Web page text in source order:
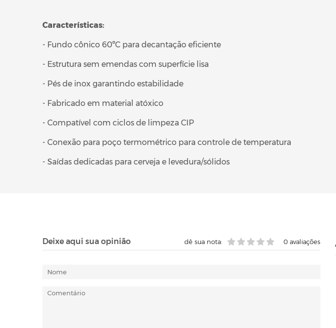
Características:
- Fundo cônico 60ºC para decantação eficiente
- Estrutura sem emendas com superfície lisa
- Pés de inox garantindo estabilidade
- Fabricado em material atóxico
- Compatível com ciclos de limpeza CIP
- Conexão para poço termométrico para controle de temperatura
- Saídas dedicadas para cerveja e levedura/sólidos
Deixe aqui sua opinião 0 avaliações
dê sua nota: